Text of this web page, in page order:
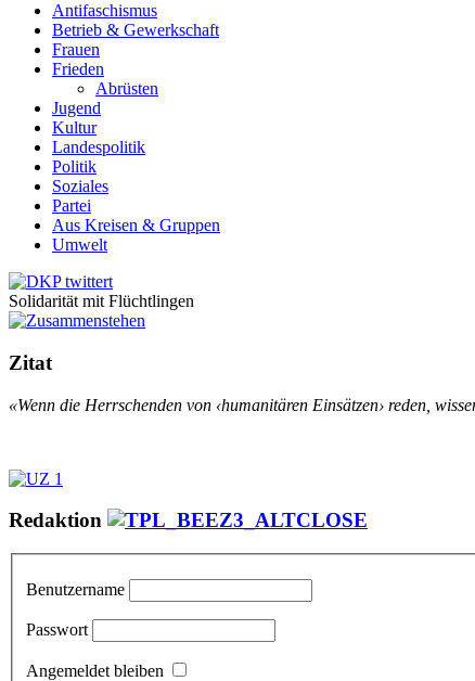
Antifaschismus
Betrieb & Gewerkschaft
Frauen
Frieden
Abrüsten
Jugend
Kultur
Landespolitik
Politik
Soziales
Partei
Aus Kreisen & Gruppen
Umwelt
Solidarität mit Flüchtlingen
Zitat
«Wenn die Herrschenden von ‹humanitären Einsätzen› reden,
Redaktion
Benutzername
Passwort
Angemeldet bleiben